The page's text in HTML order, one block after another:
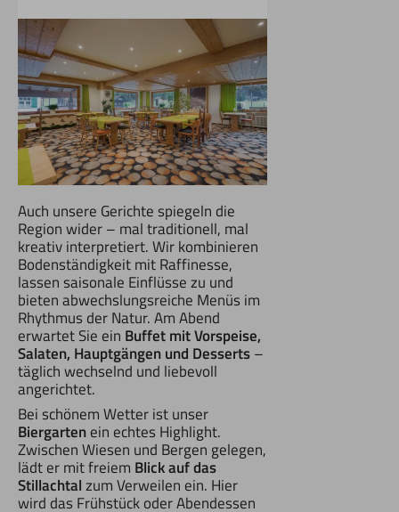
Auch unsere Gerichte spiegeln die
Region wider – mal traditionell, mal
kreativ interpretiert. Wir kombinieren
Bodenständigkeit mit Raffinesse,
lassen saisonale Einflüsse zu und
bieten abwechslungsreiche Menüs im
Rhythmus der Natur. Am Abend
erwartet Sie ein Buffet mit Vorspeise,
Salaten, Hauptgängen und Desserts–
täglich wechselnd und liebevoll
angerichtet.
Bei schönem Wetter ist unser
Biergartenein echtes Highlight.
Zwischen Wiesen und Bergen gelegen,
lädt er mit freiem Blick auf das
Stillachtalzum Verweilen ein. Hier
wird das Frühstück oder Abendessen